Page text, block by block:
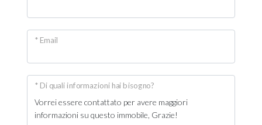
* Email
* Di quali informazioni hai bisogno?